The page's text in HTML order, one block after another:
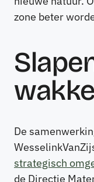
zone beter
De
strategisch
de Directie